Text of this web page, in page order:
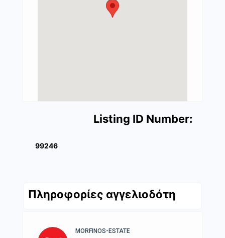
Listing ID Number:
99246
Πληροφορίες αγγελιοδότη
MORFINOS-ESTATE